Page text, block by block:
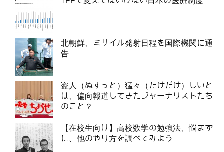
北朝鮮、ミサイル発射日程を国際機関に通
告
盗人（ぬすっと）猛々（たけだけ）しいと
は、偏向報道してきたジャーナリストたち
のこと？
【在校生向け】高校数学の勉強法、悩まず
に、他のやり方を調べてみよう